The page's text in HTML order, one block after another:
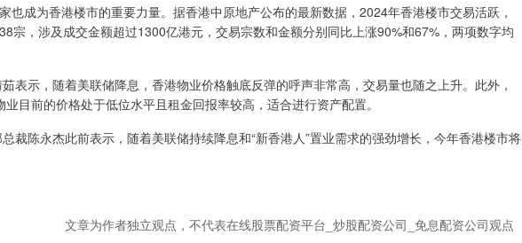
成为香港楼市的重要力量。据香港中原地产公布的最新数据，2024年香港楼市交易活跃，
宗，涉及成交金额超过1300亿港元，交易宗数和金额分别同比上涨90%和67%，两项数字均
示，随着美联储降息，香港物业价格触底反弹的呼声非常高，交易量也随之上升。此外，
目前的价格处于低位水平且租金回报率较高，适合进行资产配置。
陈永杰此前表示，随着美联储持续降息和“新香港人”置业需求的强劲增长，今年香港楼市将
文章为作者独立观点，不代表在线股票配资平台_炒股配资公司_免息配资公司观点